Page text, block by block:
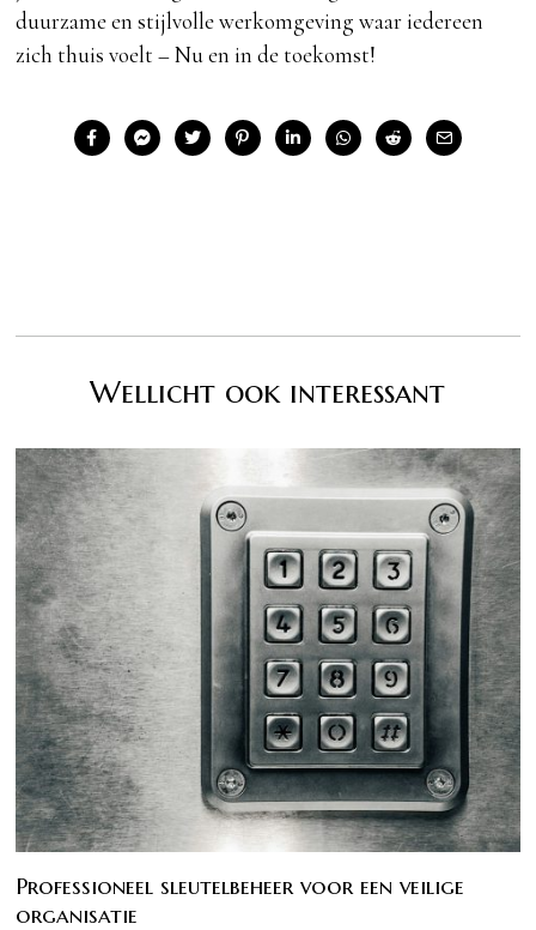
duurzame en stijlvolle werkomgeving waar iedereen
zich thuis voelt – Nu en in de toekomst!
Wellicht ook interessant
Professioneel sleutelbeheer voor een veilige
organisatie